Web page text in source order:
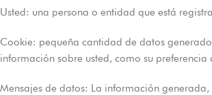
Usted: una persona o entidad que está
Cookie: pequeña cantidad de datos
información sobre usted, como su
Mensajes de datos: La información